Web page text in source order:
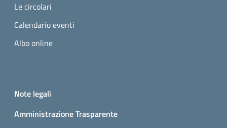
Le circolari
Calendario eventi
Albo online
Small prints
Note legali
Amministrazione Trasparente